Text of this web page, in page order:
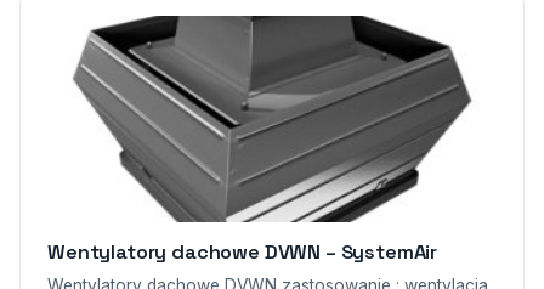
Wentylatory dachowe DVWN – SystemAir